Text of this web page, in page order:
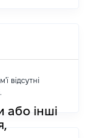
відсутні
або інші